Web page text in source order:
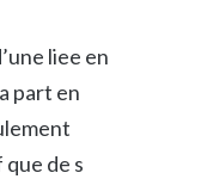
liee en
part en
de s